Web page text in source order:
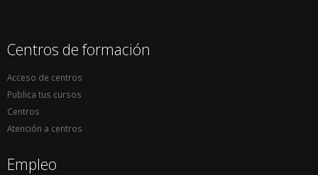
Centros de formación
Acceso de centros
Publica tus cursos
Centros
Atención a centros
Empleo